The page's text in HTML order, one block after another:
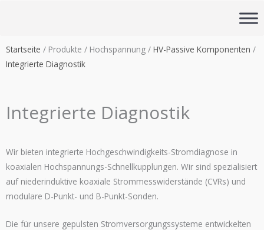
Startseite / Produkte / Hochspannung / HV-Passive Komponenten /
Integrierte Diagnostik
Integrierte Diagnostik
Wir bieten integrierte Hochgeschwindigkeits-Stromdiagnose in
koaxialen Hochspannungs-Schnellkupplungen. Wir sind spezialisiert
auf niederinduktive koaxiale Strommesswiderstände (CVRs) und
modulare D-Punkt- und B-Punkt-Sonden.
Die für unsere gepulsten Stromversorgungssysteme entwickelten